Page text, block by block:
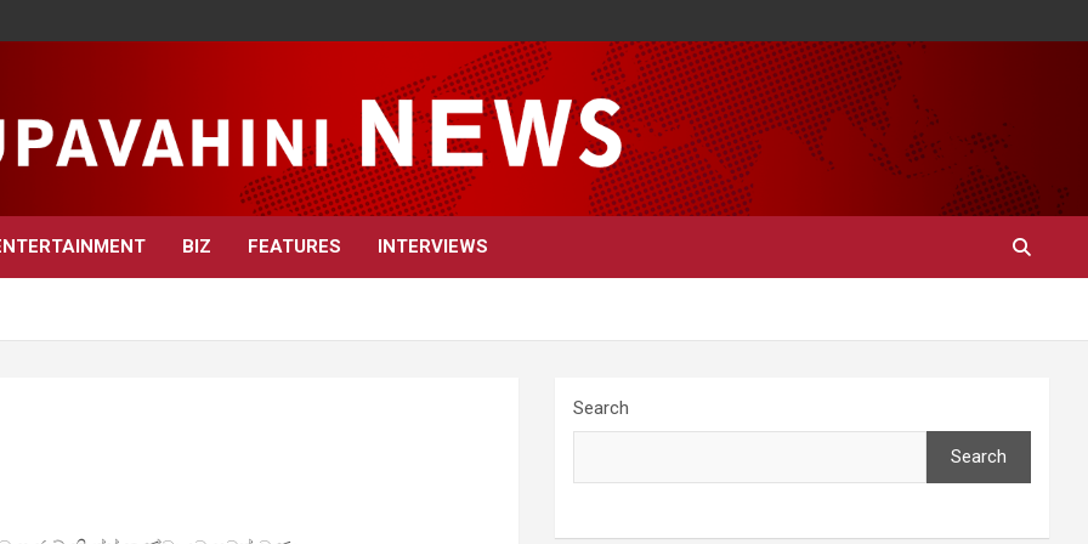
BIZ FEATURES INTERVIEWS
Search
Search